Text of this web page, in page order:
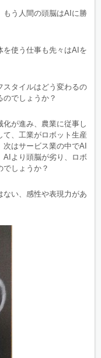
もう人間の頭脳はAIに勝
を使う仕事も先々はAIを
スタイルはどう変わるの
でしょうか？
が進み、農業に従事し
、工業がロボット生産
はサービス業の中でAI
AIより頭脳が劣り、ロボ
でしょうか？
い、感性や表現力があ